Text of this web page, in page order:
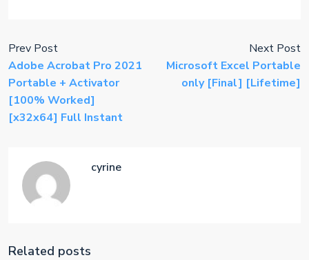
Prev Post
Adobe Acrobat Pro 2021
Portable + Activator
[100% Worked]
[x32x64] Full Instant
Next Post
Microsoft Excel Portable
only [Final] [Lifetime]
cyrine
Related posts